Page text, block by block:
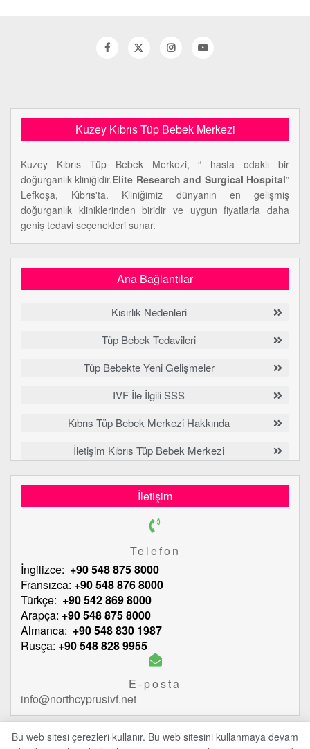
Kuzey Kıbrıs Tüp Bebek Merkezi
Kuzey Kıbrıs Tüp Bebek Merkezi, “ hasta odaklı bir
doğurganlık kliniğidir.Elite Research and Surgical Hospital”
Lefkoşa, Kıbrıs'ta. Kliniğimiz dünyanın en gelişmiş
doğurganlık kliniklerinden biridir ve uygun fiyatlarla daha
geniş tedavi seçenekleri sunar.
Ana Bağlantılar
Kısırlık Nedenleri
Tüp Bebek Tedavileri
Tüp Bebekte Yeni Gelişmeler
IVF İle İlgili SSS
Kıbrıs Tüp Bebek Merkezi Hakkında
İletişim Kıbrıs Tüp Bebek Merkezi
İletişim
Telefon
İngilizce: +90 548 875 8000
Fransızca: +90 548 876 8000
Türkçe: +90 542 869 8000
Arapça: +90 548 875 8000
Almanca: +90 548 830 1987
Rusça: +90 548 828 9955
E-posta
info@northcyprusivf.net
Bu web sitesi çerezleri kullanır. Bu web sitesini kullanmaya devam